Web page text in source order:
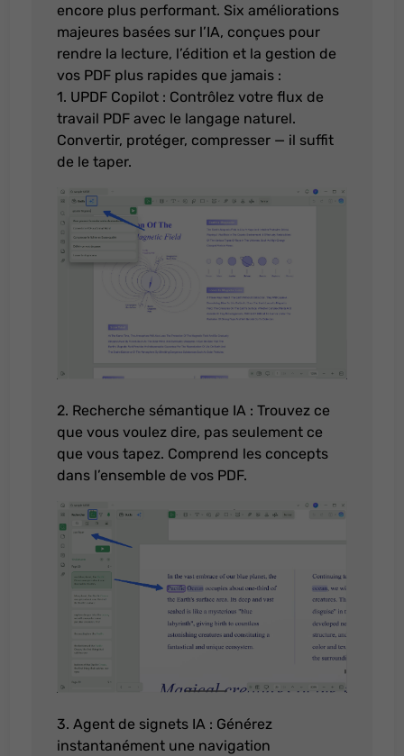
encore plus performant. Six améliorations
majeures basées sur l’IA, conçues pour
rendre la lecture, l’édition et la gestion de
vos PDF plus rapides que jamais :
1. UPDF Copilot : Contrôlez votre flux de
travail PDF avec le langage naturel.
Convertir, protéger, compresser — il suffit
de le taper.
2. Recherche sémantique IA : Trouvez ce
que vous voulez dire, pas seulement ce
que vous tapez. Comprend les concepts
dans l’ensemble de vos PDF.
3. Agent de signets IA : Générez
instantanément une navigation